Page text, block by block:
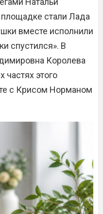
стали Лада
вместе исполнили
спустился». В
Королева
частях этого
с Крисом Норманом